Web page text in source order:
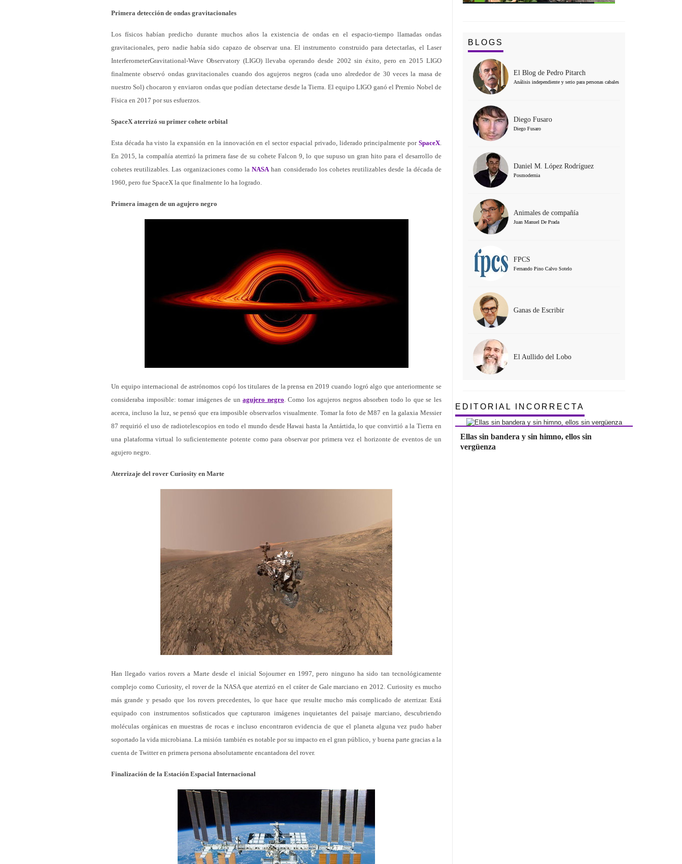
Primera detección de ondas gravitacionales
Los físicos habían predicho durante muchos años la existencia de ondas en el espacio-tiempo llamadas ondas
gravitacionales, pero nadie había sido capazo de observar una. El instrumento construido para detectarlas, el Laser
InterferometerGravitational-Wave Observatory (LIGO) llevaba operando desde 2002 sin éxito, pero en 2015 LIGO
finalmente observó ondas gravitacionales cuando dos agujeros negros (cada uno alrededor de 30 veces la masa de
nuestro Sol) chocaron y enviaron ondas que podían detectarse desde la Tierra. El equipo LIGO ganó el Premio Nobel de
Física en 2017 por sus esfuerzos.
SpaceX aterrizó su primer cohete orbital
Esta década ha visto la expansión en la innovación en el sector espacial privado, liderado principalmente por SpaceX.
En 2015, la compañía aterrizó la primera fase de su cohete Falcon 9, lo que supuso un gran hito para el desarrollo de
cohetes reutilizables. Las organizaciones como laNASAhan considerado los cohetes reutilizables desde la década de
1960, pero fue SpaceX la que finalmente lo ha logrado.
Primera imagen de un agujero negro
Un equipo internacional de astrónomos copó los titulares de la prensa en 2019 cuando logró algo que anteriormente se
consideraba imposible: tomar imágenes de unagujero negro. Como los agujeros negros absorben todo lo que se les
acerca, incluso la luz, se pensó que era imposible observarlos visualmente. Tomar la foto de M87 en la galaxia Messier
87 requirió el uso de radiotelescopios en todo el mundo desde Hawai hasta la Antártida, lo que convirtió a la Tierra en
una plataforma virtual lo suficientemente potente como para observar por primera vez el horizonte de eventos de un
agujero negro.
Aterrizaje del rover Curiosity en Marte
Han llegado varios rovers a Marte desde el inicial Sojourner en 1997, pero ninguno ha sido tan tecnológicamente
complejo como Curiosity, el rover de la NASA que aterrizó en el cráter de Gale marciano en 2012. Curiosity es mucho
más grande y pesado que los rovers precedentes, lo que hace que resulte mucho más complicado de aterrizar. Está
equipado con instrumentos sofisticados que capturaron imágenes inquietantes del paisaje marciano, descubriendo
moléculas orgánicas en muestras de rocas e incluso encontraron evidencia de que el planeta alguna vez pudo haber
soportado la vida microbiana. La misión también es notable por su impacto en el gran público, y buena parte gracias a la
cuenta de Twitter en primera persona absolutamente encantadora del rover.
Finalización de la Estación Espacial Internacional
BLOGS
El Blog de Pedro Pitarch
Análisis independiente y serio para personas cabales
Diego Fusaro
Diego Fusaro
Daniel M. López Rodríguez
Posmodernia
Animales de compañía
Juan Manuel De Prada
FPCS
Fernando Pino Calvo Sotelo
Ganas de Escribir
El Aullido del Lobo
EDITORIAL INCORRECTA
Ellas sin bandera y sin himno, ellos sin
vergüenza